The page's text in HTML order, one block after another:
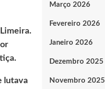
lutava
Março 2026
Fevereiro 2026
Janeiro 2026
Dezembro 2025
Novembro 2025